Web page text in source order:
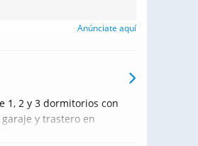
Anúnciate aquí
1, 2 y 3 dormitorios con
y trastero en